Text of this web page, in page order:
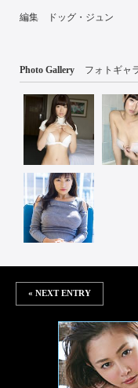
編集 ドッグ・ジュン
Photo Gallery フォトギャ
« NEXT ENTRY